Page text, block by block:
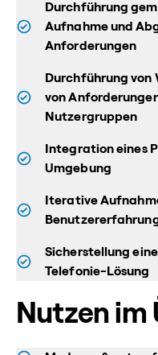
Durchführung
Aufnahme und
Anforderungen
Durchführung
von
Nutzergruppen
Integration eines
Umgebung
Iterative
Sicherstellung
Telefonie-Lösung
Nutzen im